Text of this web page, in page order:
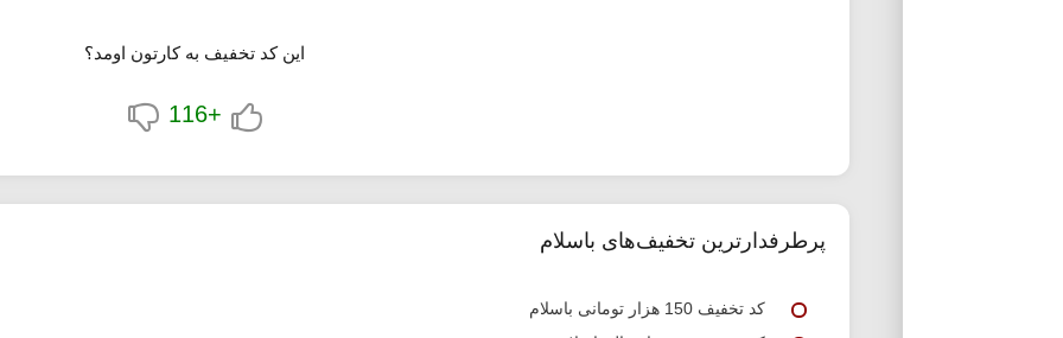
این کد تخفیف به کارتون اومد؟
+116
پرطرفدارترین تخفیف‌های باسلام
کد تخفیف 150 هزار تومانی باسلام